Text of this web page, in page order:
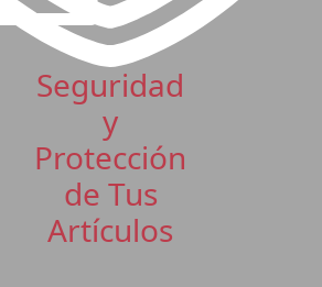
Seguridad
y
Protección
de Tus
Artículos